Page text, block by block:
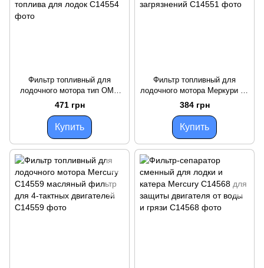
Фильтр топливный для
лодочного мотора тип ОМС
C14554 10 микрон новый
качественный фильтр топлива
для лодок
471 грн
Купить
Фильтр топливный для
лодочного мотора Меркури 10
микрон C14551 новый для
защиты двигателя от
загрязнений
384 грн
Купить